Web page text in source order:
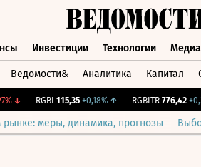
Инвестиции Технологии Медиа
Ведомости& Аналитика Капитал
↓ RGBI 115,35 +0,18%↑ RGBITR 776,42
рынке: меры, динамика, прогнозы